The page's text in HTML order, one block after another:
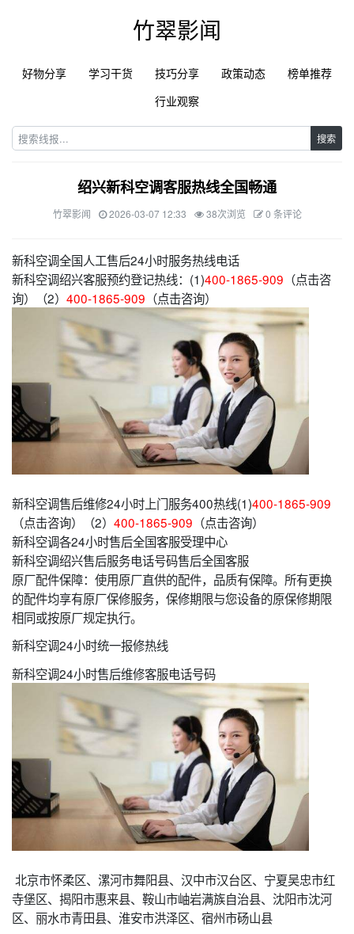
竹翠影闻
好物分享 学习干货 技巧分享 政策动态
榜单推荐
行业观察
搜索
绍兴新科空调客服热线全国畅通
竹翠影闻 2026-03-07 12:33 38次浏览 0 条评论
新科空调全国人工售后24小时服务热线电话
新科空调绍兴客服预约登记热线：(1)400-1865-909 （点击咨
询）（2） 400-1865-909 （点击咨询）
新科空调售后维修24小时上门服务400热线(1)400-1865-909
（点击咨询）（2） 400-1865-909 （点击咨询）
新科空调各24小时售后全国客服受理中心
新科空调绍兴售后服务电话号码售后全国客服
原厂配件保障：使用原厂直供的配件，品质有保障。所有更换
的配件均享有原厂保修服务，保修期限与您设备的原保修期限
相同或按原厂规定执行。
新科空调24小时统一报修热线
新科空调24小时售后维修客服电话号码
北京市怀柔区、漯河市舞阳县、汉中市汉台区、宁夏吴忠市红
寺堡区、揭阳市惠来县、鞍山市岫岩满族自治县、沈阳市沈河
区、丽水市青田县、淮安市洪泽区、宿州市砀山县